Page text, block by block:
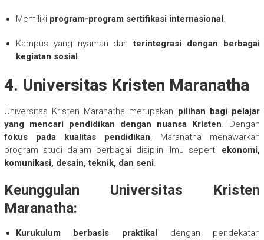
Memiliki program-program sertifikasi internasional.
Kampus yang nyaman danterintegrasi dengan berbagai
kegiatan sosial.
4. Universitas Kristen Maranatha
Universitas Kristen Maranatha merupakan pilihan bagi pelajar
yang mencari pendidikan dengan nuansa Kristen. Dengan
fokus pada kualitas pendidikan, Maranatha menawarkan
program studi dalam berbagai disiplin ilmu seperti ekonomi,
komunikasi, desain, teknik, dan seni.
Keunggulan Universitas Kristen
Maranatha:
Kurukulum berbasis praktikal dengan pendekatan